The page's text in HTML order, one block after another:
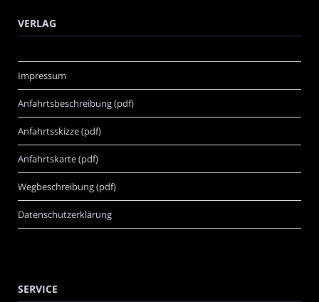
VERLAG
Impressum
Anfahrtsbeschreibung (pdf)
Anfahrtsskizze (pdf)
Anfahrtskarte (pdf)
Wegbeschreibung (pdf)
Datenschutzerklärung
SERVICE